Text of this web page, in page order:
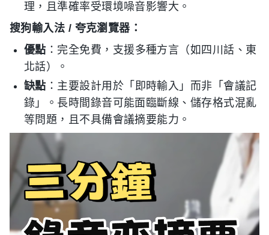
理，且準確率受環境噪音影響大。
搜狗輸入法 / 夸克瀏覽器：
優點 ：完全免費，支援多種方言（如四川話、東
北話）。
缺點 ：主要設計用於「即時輸入」而非「會議記
錄」。長時間錄音可能面臨斷線、儲存格式混亂
等問題，且不具備會議摘要能力。